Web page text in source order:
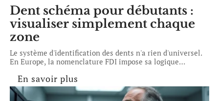
Dent schéma pour débutants :
visualiser simplement chaque
zone
Le système d'identification des dents n'a rien d'universel.
En Europe, la nomenclature FDI impose sa logique…
En savoir plus